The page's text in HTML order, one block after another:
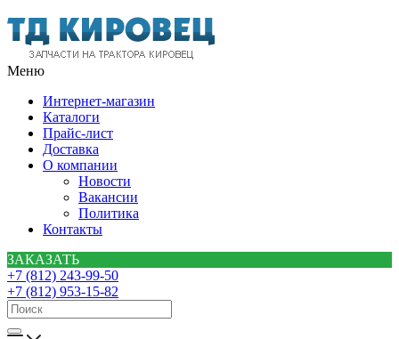
Меню
Интернет-магазин
Каталоги
Прайс-лист
Доставка
О компании
Новости
Вакансии
Политика
Контакты
ЗАКАЗАТЬ
+7 (812) 243-99-50
+7 (812) 953-15-82